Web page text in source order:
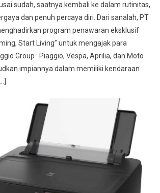
sudah, saatnya kembali ke dalam rutinitas,
dan penuh percaya diri. Dari sanalah, PT
program penawaran eksklusif
Start Living” untuk mengajak para
Group : Piaggio, Vespa, Aprilia, dan Moto
impiannya dalam memiliki kendaraan